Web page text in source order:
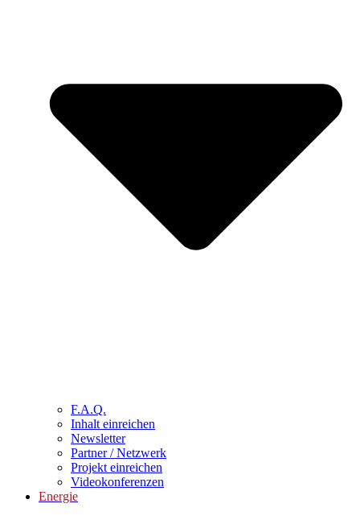
F.A.Q.
Inhalt einreichen
Newsletter
Partner / Netzwerk
Projekt einreichen
Videokonferenzen
Energie